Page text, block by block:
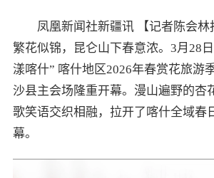
凤凰新闻社新疆讯 【记者陈会林
繁花似锦，昆仑山下春意浓。3月28
漾喀什” 喀什地区2026年春赏花旅游
沙县主会场隆重开幕。漫山遍野的杏
歌笑语交织相融，拉开了喀什全域春
幕。